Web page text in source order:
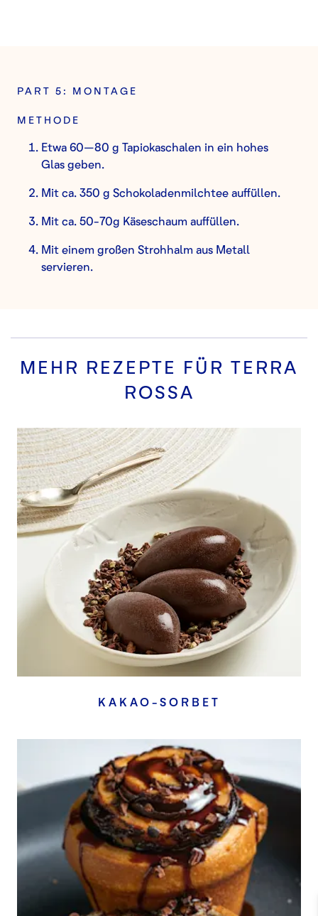
PART 5: MONTAGE
METHODE
Etwa 60–80 g Tapiokaschalen in ein hohes
Glas geben.
Mit ca. 350 g Schokoladenmilchtee auffüllen.
Mit ca. 50-70g Käseschaum auffüllen.
Mit einem großen Strohhalm aus Metall
servieren.
MEHR REZEPTE FÜR TERRA
ROSSA
KAKAO-SORBET